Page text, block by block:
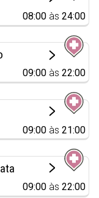
08:00 às24:00
09:00 às22:00
09:00 às21:00
09:00 às22:00